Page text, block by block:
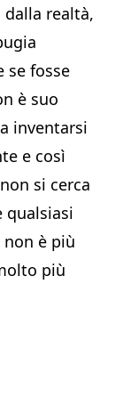
realtà,
se fosse
è suo
inventarsi
e così
si cerca
qualsiasi
è più
più